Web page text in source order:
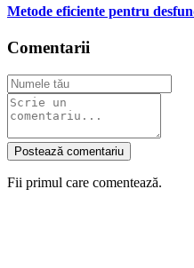
Metode eficiente pentru
Comentarii
Postează comentariu
Fii primul care comentează.